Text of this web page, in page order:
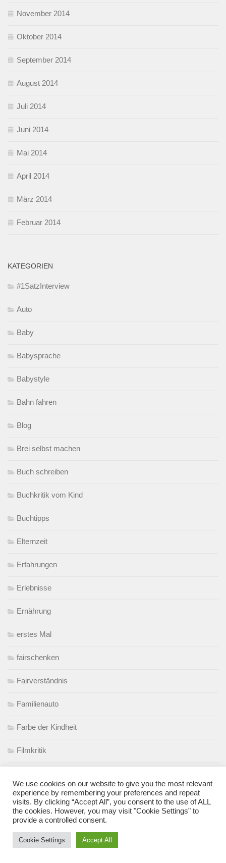
November 2014
Oktober 2014
September 2014
August 2014
Juli 2014
Juni 2014
Mai 2014
April 2014
März 2014
Februar 2014
KATEGORIEN
#1SatzInterview
Auto
Baby
Babysprache
Babystyle
Bahn fahren
Blog
Brei selbst machen
Buch schreiben
Buchkritik vom Kind
Buchtipps
Elternzeit
Erfahrungen
Erlebnisse
Ernährung
erstes Mal
fairschenken
Fairverständnis
Familienauto
Farbe der Kindheit
Filmkritik
Gastpost
Geräusche
Gewinnspiel
We use cookies on our website to give you the most relevant
experience by remembering your preferences and repeat
visits. By clicking “Accept All”, you consent to the use of ALL
the cookies. However, you may visit "Cookie Settings" to
provide a controlled consent.
Cookie Settings Accept All